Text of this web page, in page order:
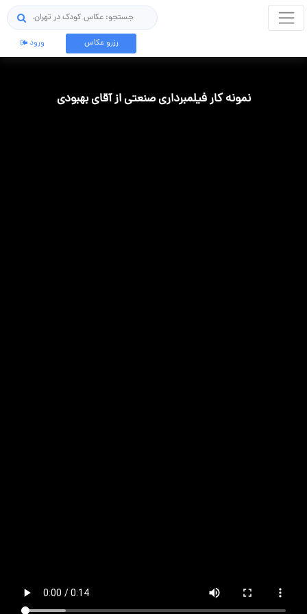
جستجو
رزرو عکاس ورود
نمونه کار فیلمبرداری صنعتی از آقای بهبودی